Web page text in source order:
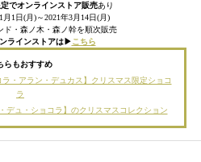
でオンラインストア販売あり
月1日(月)～2021年3月14日(月)
ド・森ノ木・森ノ幹を順次販売
ンラインストアは▶︎こちら
らもおすすめ
・アラン・デュカス】クリスマス限定ショコ
ラ
デュ・ショコラ】のクリスマスコレクション